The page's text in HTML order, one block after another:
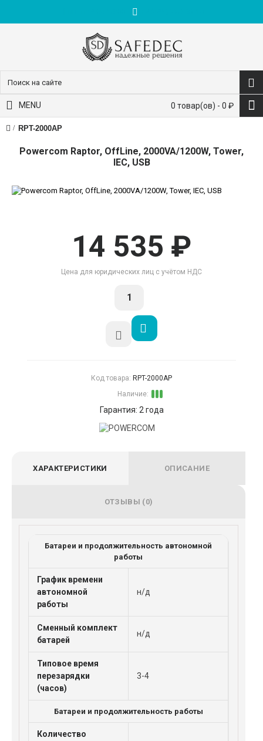
0 товар(ов) - 0 ₽
MENU
RPT-2000AP
Powercom Raptor, OffLine, 2000VA/1200W, Tower,
IEC, USB
ХАРАКТЕРИСТИКИ ОПИСАНИЕ
ОТЗЫВЫ (0)
Батареи и продолжительность автономной
работы
График времени
автономной
работы
н/д
Сменный комплект
батарей
н/д
Типовое время
перезарядки
(часов)
3-4
Батареи и продолжительность работы
Количество
14 535 ₽
Цена для юридических лиц с учётом НДС
Код товара: RPT-2000AP
Наличие:
Гарантия: 2 года